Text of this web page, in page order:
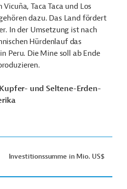
Vicuña, Taca Taca und Los
dazu. Das Land fördert
In der Umsetzung ist nach
Hürdenlauf das
Peru. Die Mine soll ab Ende
und Seltene-Erden-
Investitionssumme in Mio. US$